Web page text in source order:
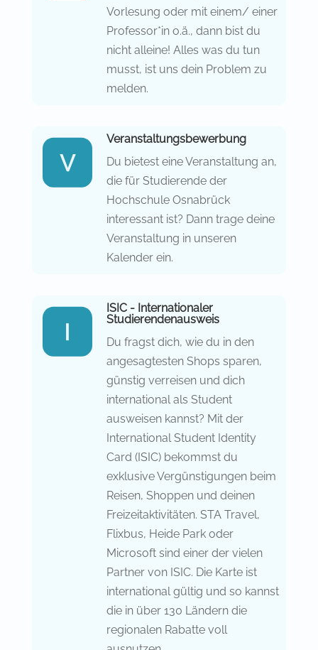
Vorlesung oder mit einem/ einer
Professor*in o.ä., dann bist du
nicht alleine! Alles was du tun
musst, ist uns dein Problem zu
melden.
Veranstaltungsbewerbung
Du bietest eine Veranstaltung an,
die für Studierende der
Hochschule Osnabrück
interessant ist? Dann trage deine
Veranstaltung in unseren
Kalender ein.
ISIC - Internationaler
Studierendenausweis
Du fragst dich, wie du in den
angesagtesten Shops sparen,
günstig verreisen und dich
international als Student
ausweisen kannst? Mit der
International Student Identity
Card (ISIC) bekommst du
exklusive Vergünstigungen beim
Reisen, Shoppen und deinen
Freizeitaktivitäten. STA Travel,
Flixbus, Heide Park oder
Microsoft sind einer der vielen
Partner von ISIC. Die Karte ist
international gültig und so kannst
die in über 130 Ländern die
regionalen Rabatte voll